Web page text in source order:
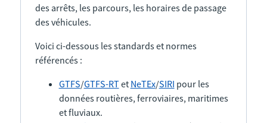
des arrêts, les parcours, les horaires de passage
des véhicules.
Voici ci-dessous les standards et normes
référencés :
GTFS/GTFS-RTet NeTEx/SIRI pour les
données routières, ferroviaires, maritimes
et fluviaux.